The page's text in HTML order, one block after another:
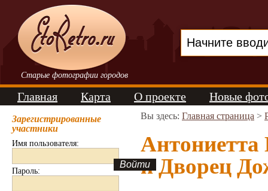
Старые фотографии городов
Главная Карта О проекте Новые
Зарегистрированные
участники
Имя пользователя:
Пароль:
Вы здесь: Главная страница >
Антониетта
и Дворец